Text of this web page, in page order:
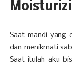
Saat mandi yang
dan menikmati
Saat itulah aku